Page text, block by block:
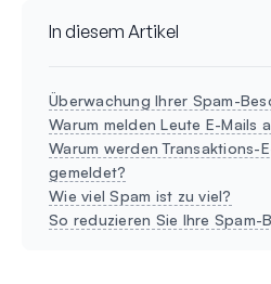
In diesem Artikel
Überwachung Ihrer Spam-
Warum melden Leute E-Mails
Warum werden Transaktions-
gemeldet?
Wie viel Spam ist zu viel?
So reduzieren Sie Ihre Spam-